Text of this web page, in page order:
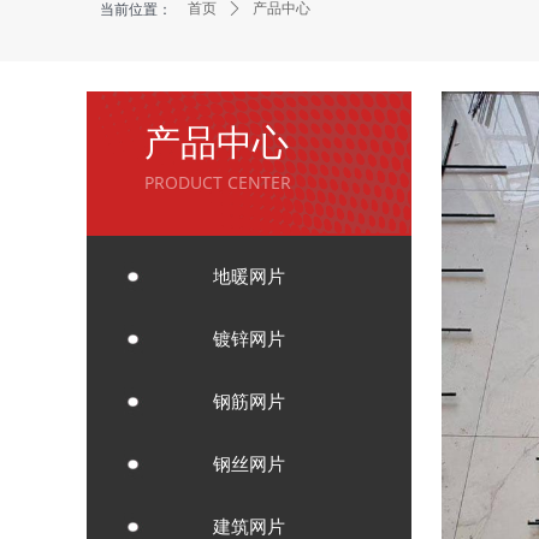
当前位置： 首页 ꄲ 产品中心
产品中心
PRODUCT CENTER
地暖网片
镀锌网片
钢筋网片
钢丝网片
建筑网片